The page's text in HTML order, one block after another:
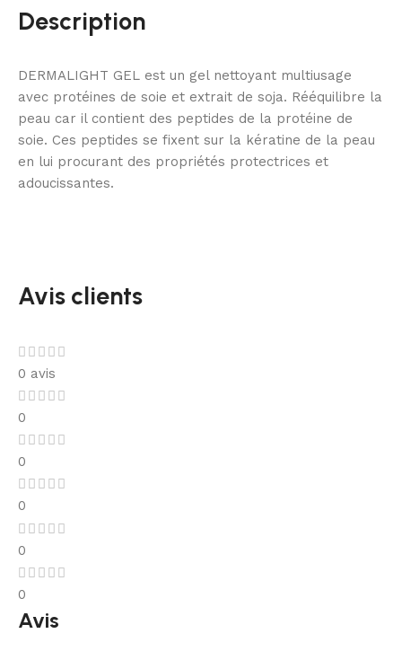
Description
DERMALIGHT GEL est un gel nettoyant multiusage
avec protéines de soie et extrait de soja. Rééquilibre la
peau car il contient des peptides de la protéine de
soie. Ces peptides se fixent sur la kératine de la peau
en lui procurant des propriétés protectrices et
adoucissantes.
Avis clients
0 avis
0
0
0
0
0
Avis